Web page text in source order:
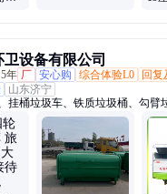
设备有限公司
5年 厂 安心购 综合体验L0
回复
山东济宁
挂桶垃圾车、铁质垃圾桶、勾臂